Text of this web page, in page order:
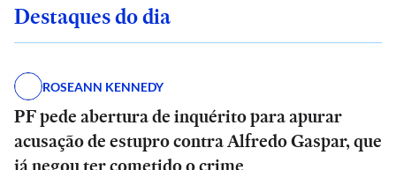
Destaques do dia
ROSEANN KENNEDY
PF pede abertura de inquérito para apurar
acusação de estupro contra Alfredo Gaspar, que